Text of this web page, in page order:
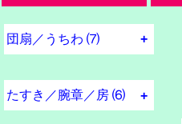
団扇／うちわ ⑺
団扇インデックス
祭：軽量防水うちわ
軽量防水うちわ見本
渋型うちわ(渋団扇)
小渋うちわ(小渋）
盆踊り／粗品うちわ
スプレー吹き型製作
たすき／腕章／房 ⑹